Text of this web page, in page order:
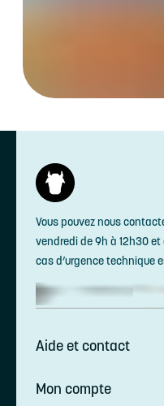
Vous pouvez nous
vendredi de 9h à 12h30 et
cas d’urgence technique
Aide et contact
Mon compte